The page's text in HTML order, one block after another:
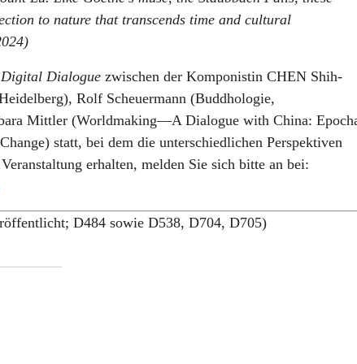
to nature that transcends time and cultural
Digital Dialogue zwischen der Komponistin CHEN Shih-
Rolf Scheuermann (Buddhologie,
Mittler (Worldmaking—A Dialogue with China:
statt, bei dem die unterschiedlichen Perspektiven
erhalten, melden Sie sich bitte an bei:
D484 sowie D538, D704, D705)